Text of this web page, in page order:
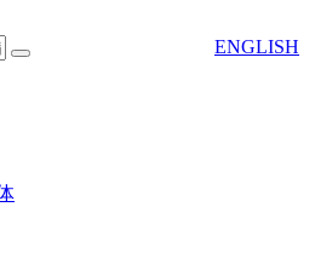
ENGLISH